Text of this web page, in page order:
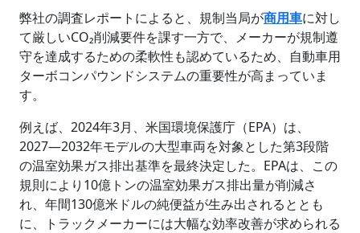
弊社の調査レポートによると、規制当局が商用車に対し
て厳しいCO₂削減要件を課す一方で、メーカーが規制遵
守を達成するための柔軟性も認めているため、自動車用
ターボコンパウンドシステムの重要性が高まっていま
す。
例えば、2024年3月、米国環境保護庁（EPA）は、
2027―2032年モデルの大型車両を対象とした第3段階
の温室効果ガス排出基準を最終決定した。EPAは、この
規則により10億トンの温室効果ガス排出量が削減さ
れ、年間130億米ドルの純便益が生み出されるととも
に、トラックメーカーには大幅な効率改善が求められる